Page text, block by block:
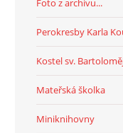
Perokresby Karla
Kostel sv.
Mateřská školka
Miniknihovny